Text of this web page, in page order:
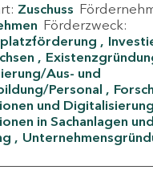
Zuschuss
Förderzweck:
Aus- und
Personal
und Digitalisierung
in Sachanlagen